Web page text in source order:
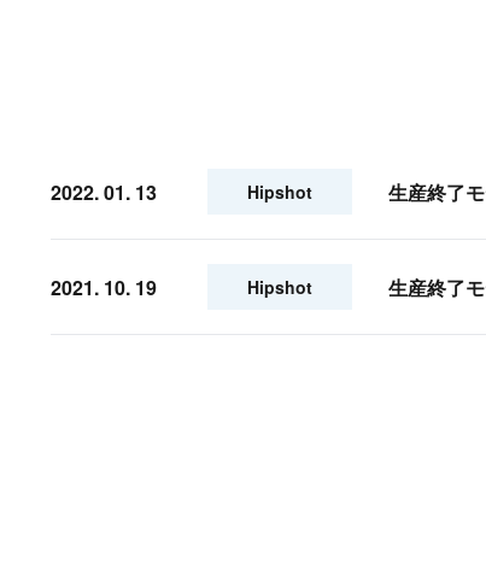
2022. 01. 13 Hipshot 生産終了
2021. 10. 19 Hipshot 生産終了